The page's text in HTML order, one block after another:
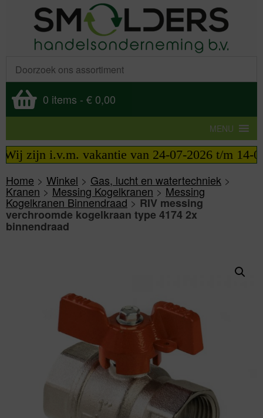
0 items - € 0,00
MENU
i.v.m. vakantie van 24-07-2026 t/m 14-08-
Home > Winkel > Gas, lucht en watertechniek >
Kranen >Messing Kogelkranen>Messing
Kogelkranen Binnendraad>RIV messing
verchroomde kogelkraan type 4174 2x
binnendraad